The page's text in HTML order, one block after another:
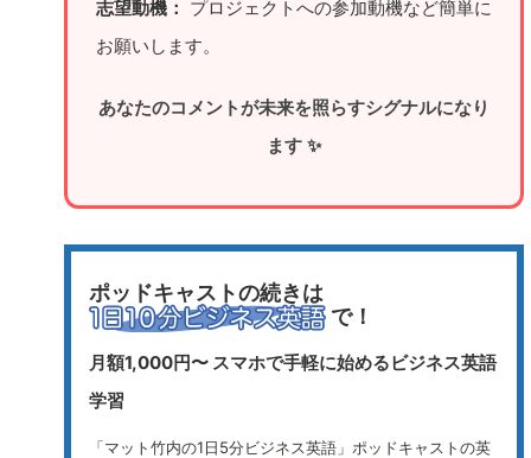
志望動機： プロジェクトへの参加動機など簡単に
お願いします。
あなたのコメントが未来を照らすシグナルになり
ます ✨
ポッドキャストの続きは
で！
月額1,000円〜 スマホで手軽に始めるビジネス英語
学習
「マット竹内の1日5分ビジネス英語」ポッドキャストの英